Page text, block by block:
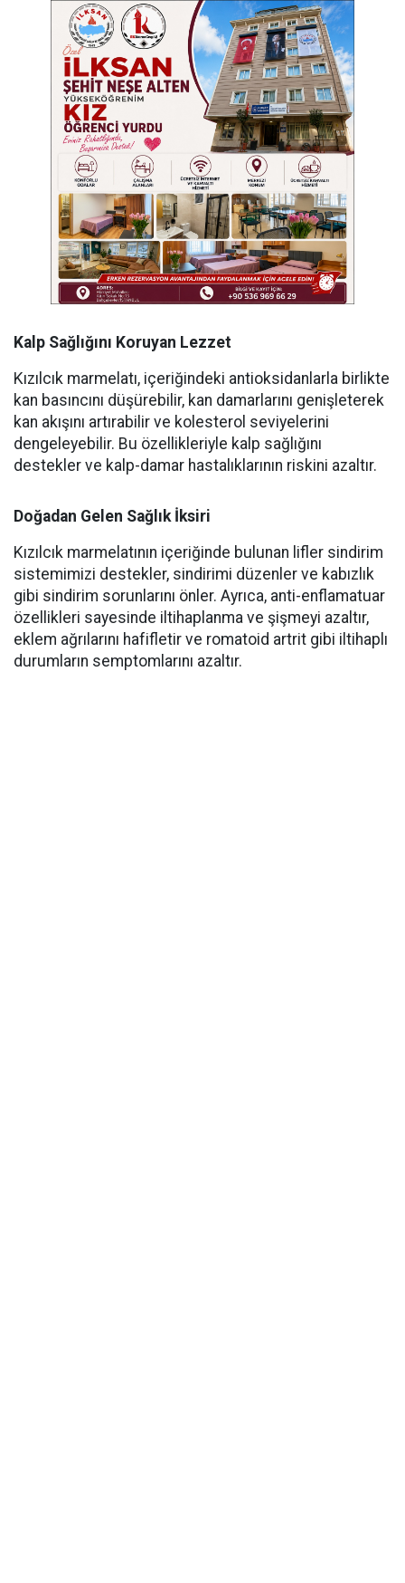
Kalp Sağlığını Koruyan Lezzet
Kızılcık marmelatı, içeriğindeki antioksidanlarla birlikte
kan basıncını düşürebilir, kan damarlarını genişleterek
kan akışını artırabilir ve kolesterol seviyelerini
dengeleyebilir. Bu özellikleriyle kalp sağlığını
destekler ve kalp-damar hastalıklarının riskini azaltır.
Doğadan Gelen Sağlık İksiri
Kızılcık marmelatının içeriğinde bulunan lifler sindirim
sistemimizi destekler, sindirimi düzenler ve kabızlık
gibi sindirim sorunlarını önler. Ayrıca, anti-enflamatuar
özellikleri sayesinde iltihaplanma ve şişmeyi azaltır,
eklem ağrılarını hafifletir ve romatoid artrit gibi iltihaplı
durumların semptomlarını azaltır.